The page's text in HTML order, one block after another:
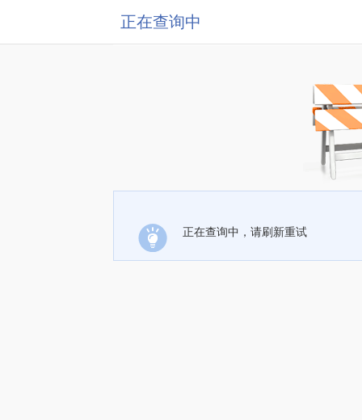
正在查询中
正在查询中，请刷新重试